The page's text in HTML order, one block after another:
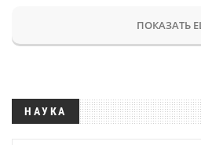
ПОКАЗАТЬ
НАУКА